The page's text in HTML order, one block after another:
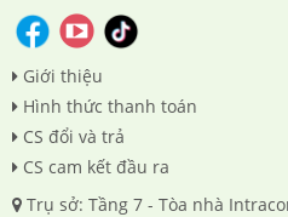
Giới thiệu
Hình thức thanh toán
CS đổi và trả
CS cam kết đầu ra
Trụ sở: Tầng 7 - Tòa nhà